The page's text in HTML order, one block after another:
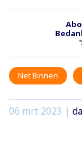
Net Binnen
06 mrt 2023 |